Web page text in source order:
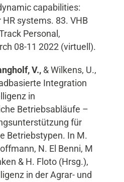
capabilities:
systems. 83. VHB
Personal,
08-11 2022 (virtuell).
V., & Wilkens, U.,
Integration
in
Betriebsabläufe –
für
Betriebstypen. In M.
N. El Benni, M
& H. Floto (Hrsg.),
in der Agrar- und